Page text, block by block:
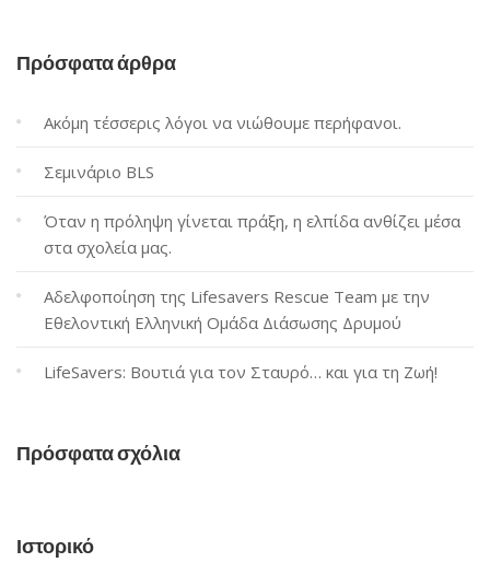
Πρόσφατα άρθρα
Ακόμη τέσσερις λόγοι να νιώθουμε περήφανοι.
Σεμινάριο BLS
Όταν η πρόληψη γίνεται πράξη, η ελπίδα ανθίζει μέσα
στα σχολεία μας.
Αδελφοποίηση της Lifesavers Rescue Team με την
Εθελοντική Ελληνική Ομάδα Διάσωσης Δρυμού
LifeSavers: Βουτιά για τον Σταυρό… και για τη Ζωή!
Πρόσφατα σχόλια
Ιστορικό